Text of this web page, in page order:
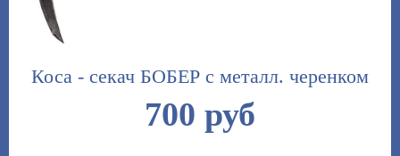
Коса - секач БОБЕР с металл. черенком
700 руб